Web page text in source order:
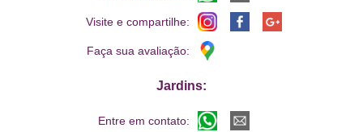
Visite e compartilhe:
Faça sua avaliação:
Jardins:
Entre em contato: